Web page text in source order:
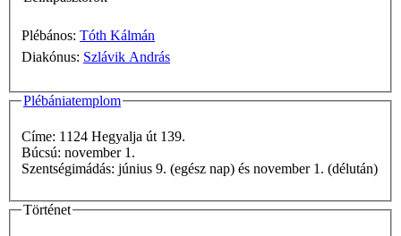
Plébános: Tóth Kálmán
Diakónus: Szlávik András
Plébániatemplom
Címe: 1124 Hegyalja út 139.
Búcsú: november 1.
Szentségimádás: június 9. (egész nap) és november 1. (délután)
Történet